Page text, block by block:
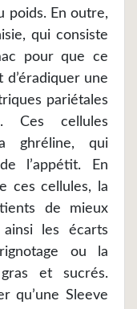
poids. En outre,
qui consiste
pour que ce
une
pariétales
Ces cellules
ghréline, qui
l’appétit. En
ces cellules, la
de mieux
les écarts
ou la
et sucrés.
qu’une Sleeve